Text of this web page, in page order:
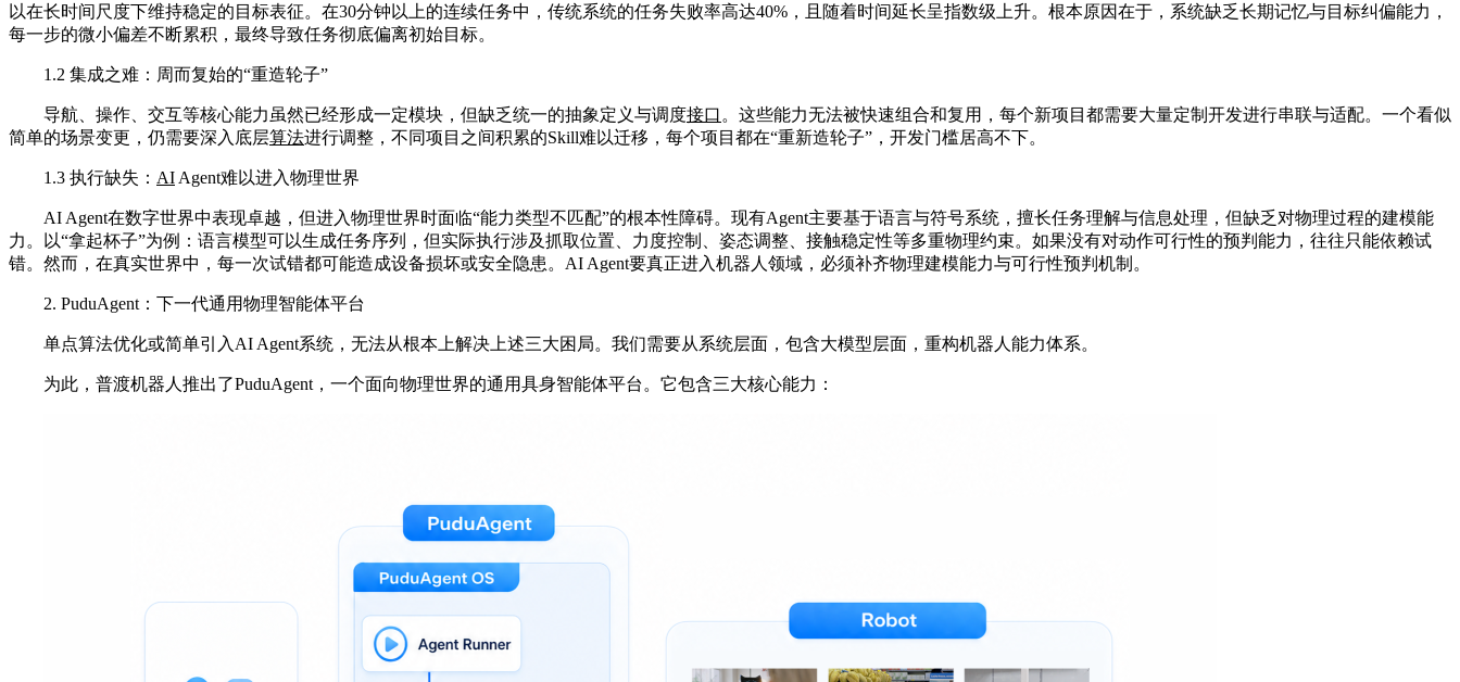
以在长时间尺度下维持稳定的目标表征。在30分钟以上的连续任务中，传统系统的任务失败率高达40%，且随着时间延长呈指数级上升。根本原因在于，系统缺乏长期记忆与目标纠偏能力，
每一步的微小偏差不断累积，最终导致任务彻底偏离初始目标。
1.2 集成之难：周而复始的“重造轮子”
导航、操作、交互等核心能力虽然已经形成一定模块，但缺乏统一的抽象定义与调度接口 。这些能力无法被快速组合和复用，每个新项目都需要大量定制开发进行串联与适配。一个看似
简单的场景变更，仍需要深入底层算法进行调整，不同项目之间积累的Skill难以迁移，每个项目都在“重新造轮子”，开发门槛居高不下。
1.3 执行缺失： AI Agent难以进入物理世界
AI Agent在数字世界中表现卓越，但进入物理世界时面临“能力类型不匹配”的根本性障碍。现有Agent主要基于语言与符号系统，擅长任务理解与信息处理，但缺乏对物理过程的建模能
力。以“拿起杯子”为例：语言模型可以生成任务序列，但实际执行涉及抓取位置、力度控制、姿态调整、接触稳定性等多重物理约束。如果没有对动作可行性的预判能力，往往只能依赖试
错。然而，在真实世界中，每一次试错都可能造成设备损坏或安全隐患。AI Agent要真正进入机器人领域，必须补齐物理建模能力与可行性预判机制。
2. PuduAgent：下一代通用物理智能体平台
单点算法优化或简单引入AI Agent系统，无法从根本上解决上述三大困局。我们需要从系统层面，包含大模型层面，重构机器人能力体系。
为此，普渡机器人推出了PuduAgent，一个面向物理世界的通用具身智能体平台。它包含三大核心能力：